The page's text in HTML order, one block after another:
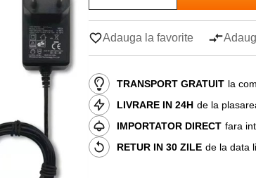
Adauga la favorite
TRANSPORT GRATUIT la
LIVRARE IN 24H de la
IMPORTATOR DIRECT fara
RETUR IN 30 ZILE de la data